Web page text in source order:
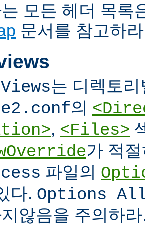
모든 헤더 목록
문서를 참고하
는 디렉토
의
, <Files>
가 적
파일의
다. Options
않음을 주의하